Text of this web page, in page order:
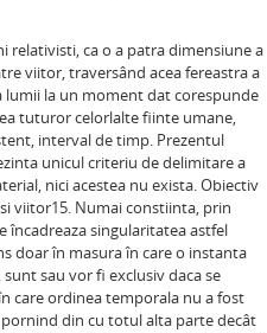
ca o a patra dimensiune a
viitor, traversând acea fereastra a
lumii la un moment dat corespunde
tuturor celorlalte fiinte umane,
interval de timp. Prezentul
unicul criteriu de delimitare a
nici acestea nu exista. Obiectiv
viitor15. Numai constiinta, prin
singularitatea astfel
doar în masura în care o instanta
sau vor fi exclusiv daca se
care ordinea temporala nu a fost
din cu totul alta parte decât